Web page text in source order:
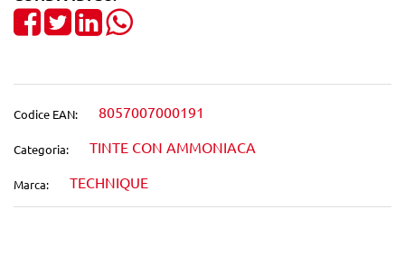
Share on Facebook
TweetShare on LinkedIn
Codice EAN: 8057007000191
Categoria: TINTE CON AMMONIACA
Marca: TECHNIQUE